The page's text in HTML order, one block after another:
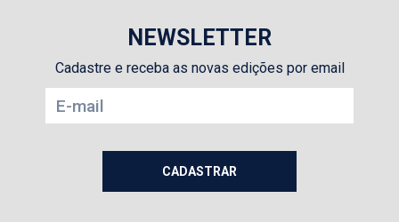
NEWSLETTER
Cadastre e receba as novas edições por email